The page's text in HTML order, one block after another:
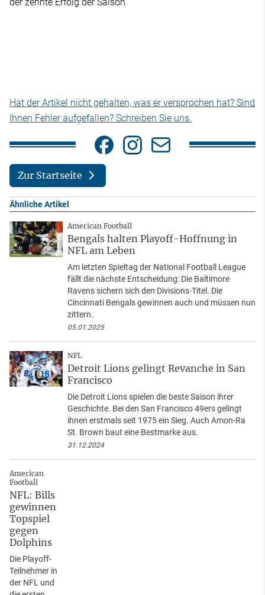
Hat der Artikel nicht gehalten, was er versprochen hat? Sind
Ihnen Fehler aufgefallen? Schreiben Sie uns.
Zur Startseite
Ähnliche Artikel
American Football
Bengals halten Playoff-Hoffnung in
NFL am Leben
Am letzten Spieltag der National Football League
fällt die nächste Entscheidung: Die Baltimore
Ravens sichern sich den Divisions-Titel. Die
Cincinnati Bengals gewinnen auch und müssen nun
zittern.
05.01.2025
NFL
Detroit Lions gelingt Revanche in San
Francisco
Die Detroit Lions spielen die beste Saison ihrer
Geschichte. Bei den San Francisco 49ers gelingt
ihnen erstmals seit 1975 ein Sieg. Auch Amon-Ra
St. Brown baut eine Bestmarke aus.
31.12.2024
American
Football
NFL: Bills
gewinnen
Topspiel
gegen
Dolphins
Die Playoff-
Teilnehmer in
der NFL und